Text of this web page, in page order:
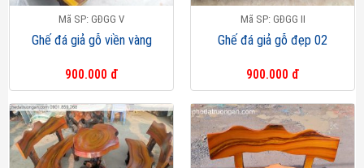
Mã SP: GĐGG V
Ghế đá giả gỗ viền vàng
900.000 đ
Mã SP: GĐGG II
Ghế đá giả gỗ đẹp 02
900.000 đ